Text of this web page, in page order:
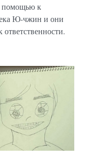
помощью к
Ю-чжин и они